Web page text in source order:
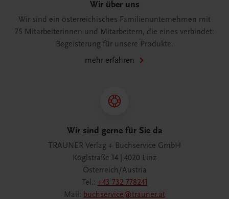
Wir über uns
Wir sind ein österreichisches Familienunternehmen mit
75 Mitarbeiterinnen und Mitarbeitern, die eines verbindet:
Begeisterung für unsere Produkte.
mehr erfahren
Wir sind gerne für Sie da
TRAUNER Verlag + Buchservice GmbH
Köglstraße 14 | 4020 Linz
Österreich/Austria
Tel.: +43 732 778241
Mail: buchservice@trauner.at